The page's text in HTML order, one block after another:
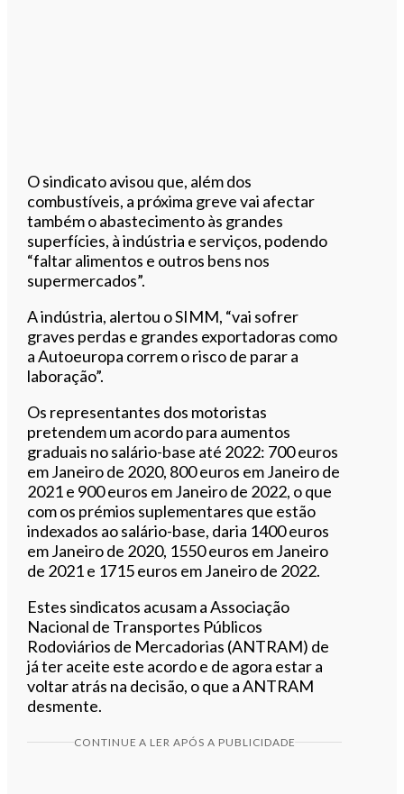
O sindicato avisou que, além dos
combustíveis, a próxima greve vai afectar
também o abastecimento às grandes
superfícies, à indústria e serviços, podendo
“faltar alimentos e outros bens nos
supermercados”.
A indústria, alertou o SIMM, “vai sofrer
graves perdas e grandes exportadoras como
a Autoeuropa correm o risco de parar a
laboração”.
Os representantes dos motoristas
pretendem um acordo para aumentos
graduais no salário-base até 2022: 700 euros
em Janeiro de 2020, 800 euros em Janeiro de
2021 e 900 euros em Janeiro de 2022, o que
com os prémios suplementares que estão
indexados ao salário-base, daria 1400 euros
em Janeiro de 2020, 1550 euros em Janeiro
de 2021 e 1715 euros em Janeiro de 2022.
Estes sindicatos acusam a Associação
Nacional de Transportes Públicos
Rodoviários de Mercadorias (ANTRAM) de
já ter aceite este acordo e de agora estar a
voltar atrás na decisão, o que a ANTRAM
desmente.
CONTINUE A LER APÓS A PUBLICIDADE